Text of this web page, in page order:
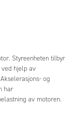
Styreenheten tilbyr
hjelp av
og
har
av motoren.